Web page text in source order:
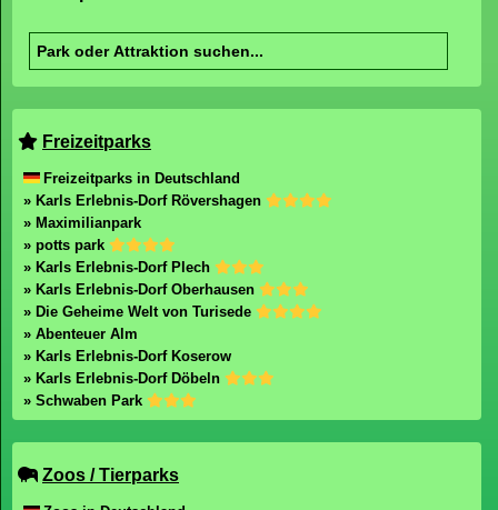
Freizeitparks
Freizeitparks in Deutschland
» Karls Erlebnis-Dorf Rövershagen
» Maximilianpark
» potts park
» Karls Erlebnis-Dorf Plech
» Karls Erlebnis-Dorf Oberhausen
» Die Geheime Welt von Turisede
» Abenteuer Alm
» Karls Erlebnis-Dorf Koserow
» Karls Erlebnis-Dorf Döbeln
» Schwaben Park
Zoos / Tierparks